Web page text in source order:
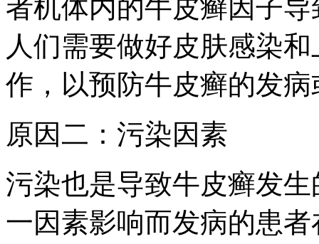
者机体内的牛皮癣因子
人们需要做好皮肤感染
作，以预防牛皮癣的发
原因二：污染因素
污染也是导致牛皮癣发
一因素影响而发病的患